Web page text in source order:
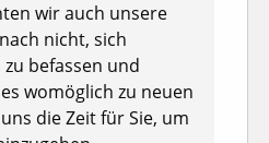
wir auch unsere
nicht, sich
befassen und
womöglich zu neuen
die Zeit für Sie, um